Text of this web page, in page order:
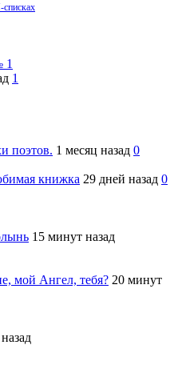
1
1
поэтов. 1 месяц назад 0
книжка 29 дней назад 0
15 минут назад
мой Ангел, тебя? 20 минут